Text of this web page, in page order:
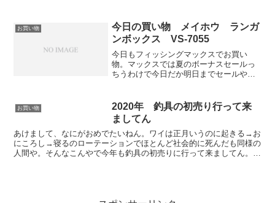
お買い物
今日の買い物 メイホウ ランガ
ンボックス VS-7055
今日もフィッシングマックスでお買い
物。マックスでは夏のボーナスセールっ
ちうわけで今日だか明日までセールやっ
ねてよりほしかったメイホウのランガン
ボックスの一番小さいやつ...
お買い物
2020年 釣具の初売り行って来
ましてん
あけまして、なにがおめでたいねん。ワイは正月いうのに起きる→お
にころし→寝るのローテーションでほとんど社会的に死んだも同様の
人間や。そんなこんやで今年も釣具の初売りに行って来ましてん。天